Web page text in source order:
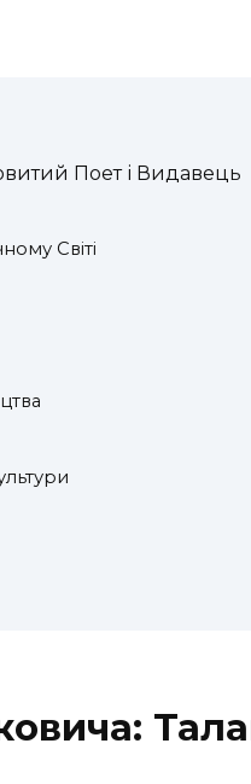
Поет і Видавець
Світі